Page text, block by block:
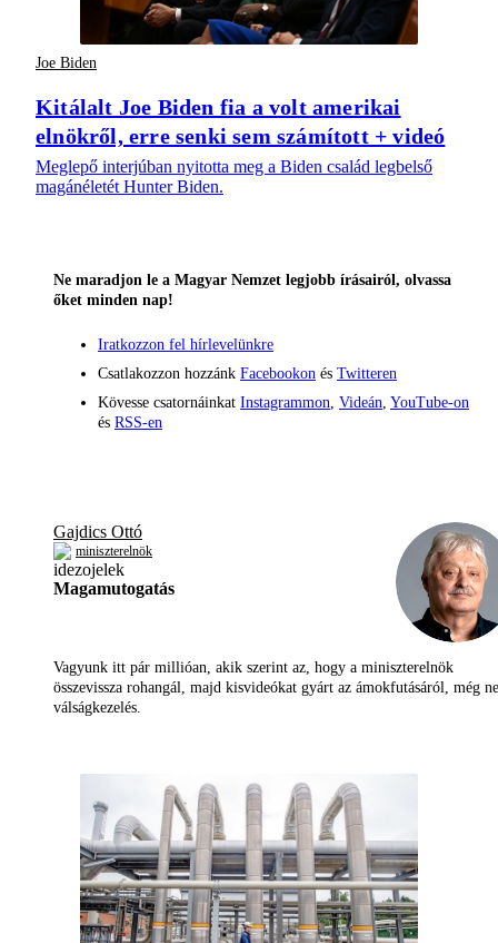
Joe Biden
Kitálalt Joe Biden fia a volt amerikai
elnökről, erre senki sem számított + videó
Meglepő interjúban nyitotta meg a Biden család legbelső
magánéletét Hunter Biden.
Ne maradjon le a Magyar Nemzet legjobb írásairól, olvassa
őket minden nap!
Iratkozzon fel hírlevelünkre
Csatlakozzon hozzánk Facebookon és Twitteren
Kövesse csatornáinkat Instagrammon Videán YouTube-on
és RSS-en
Gajdics Ottó
miniszterelnök
Magamutogatás
Vagyunk itt pár millióan, akik szerint az, hogy a miniszterelnök
összevissza rohangál, majd kisvideókat gyárt az ámokfutásáról, még
válságkezelés.